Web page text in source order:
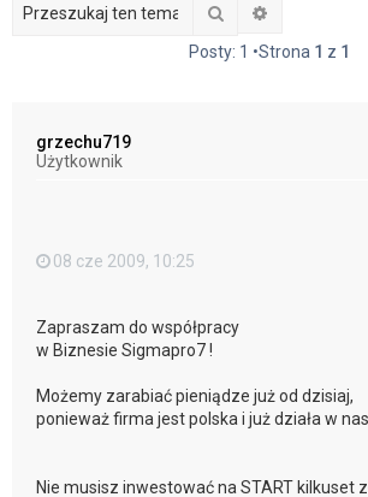
Szukaj
Posty: 1 •Strona 1 z 1
grzechu719
Użytkownik
08 cze 2009, 10:25
Zapraszam do współpracy
w Biznesie Sigmapro7 !
Możemy zarabiać pieniądze już od dzisiaj,
ponieważ firma jest polska i już działa w
Nie musisz inwestować na START kilkuset